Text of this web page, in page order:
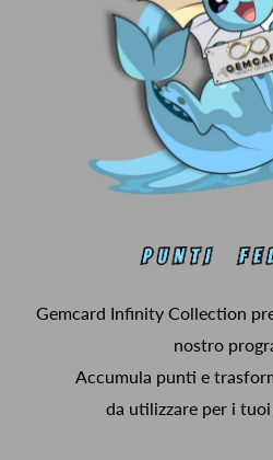
Gemcard Infinity Collection
nostro
Accumula punti e
da utilizzare per i